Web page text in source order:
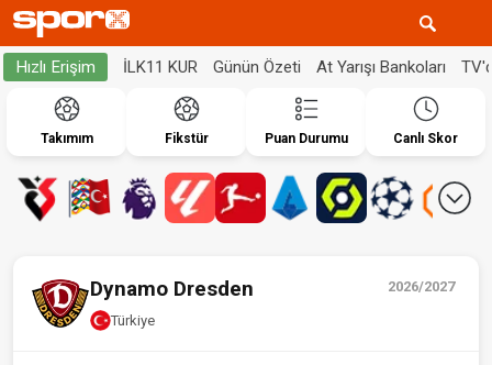
Hızlı Erişim İLK11 KUR Günün Özeti At Yarışı Bankoları
Takımım Fikstür Puan Durumu Canlı Skor
2026/2027
Dynamo Dresden
Türkiye